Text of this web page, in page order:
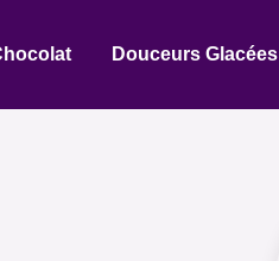
Douceurs Glacées